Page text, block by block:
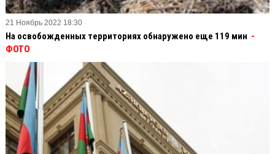
21 Ноябрь 2022 18:30
На освобожденных территориях обнаружено еще 119 мин -
ФОТО